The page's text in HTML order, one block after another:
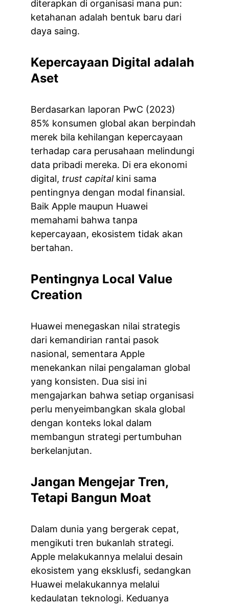
diterapkan di organisasi mana pun:
ketahanan adalah bentuk baru dari
daya saing.
Kepercayaan Digital adalah
Aset
Berdasarkan laporan PwC (2023)
85% konsumen global akan berpindah
merek bila kehilangan kepercayaan
terhadap cara perusahaan melindungi
data pribadi mereka. Di era ekonomi
digital, trust capital kini sama
pentingnya dengan modal finansial.
Baik Apple maupun Huawei
memahami bahwa tanpa
kepercayaan, ekosistem tidak akan
bertahan.
Pentingnya Local Value
Creation
Huawei menegaskan nilai strategis
dari kemandirian rantai pasok
nasional, sementara Apple
menekankan nilai pengalaman global
yang konsisten. Dua sisi ini
mengajarkan bahwa setiap organisasi
perlu menyeimbangkan skala global
dengan konteks lokal dalam
membangun strategi pertumbuhan
berkelanjutan.
Jangan Mengejar Tren,
Tetapi Bangun Moat
Dalam dunia yang bergerak cepat,
mengikuti tren bukanlah strategi.
Apple melakukannya melalui desain
ekosistem yang eksklusfi, sedangkan
Huawei melakukannya melalui
kedaulatan teknologi. Keduanya